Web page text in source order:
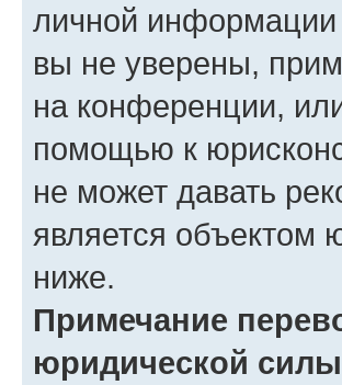
личной
вы не уверены,
на конференции,
помощью к
не может давать
является объектом
ниже.
Примечание
юридической